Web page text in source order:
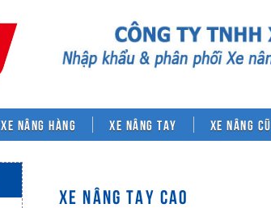
XE NÂNG HÀNG Xe nâng tay Xe nâng cũ
XE NÂNG TAY CAO